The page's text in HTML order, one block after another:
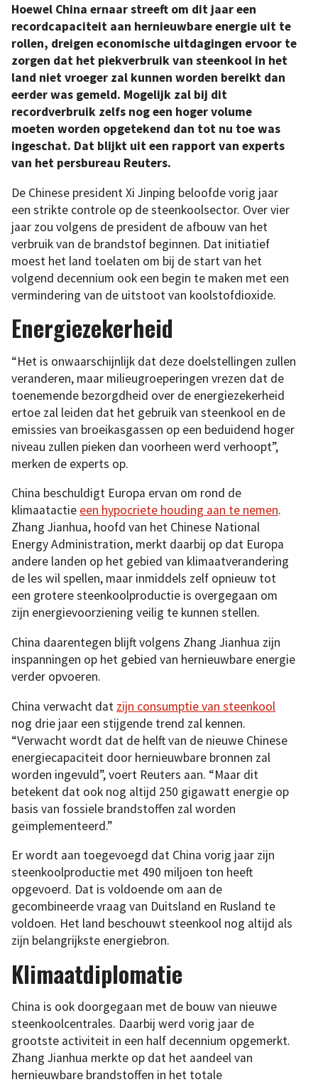
Hoewel China ernaar streeft om dit jaar een
recordcapaciteit aan hernieuwbare energie uit te
rollen, dreigen economische uitdagingen ervoor te
zorgen dat het piekverbruik van steenkool in het
land niet vroeger zal kunnen worden bereikt dan
eerder was gemeld. Mogelijk zal bij dit
recordverbruik zelfs nog een hoger volume
moeten worden opgetekend dan tot nu toe was
ingeschat. Dat blijkt uit een rapport van experts
van het persbureau Reuters.
De Chinese president Xi Jinping beloofde vorig jaar
een strikte controle op de steenkoolsector. Over vier
jaar zou volgens de president de afbouw van het
verbruik van de brandstof beginnen. Dat initiatief
moest het land toelaten om bij de start van het
volgend decennium ook een begin te maken met een
vermindering van de uitstoot van koolstofdioxide.
Energiezekerheid
“Het is onwaarschijnlijk dat deze doelstellingen zullen
veranderen, maar milieugroeperingen vrezen dat de
toenemende bezorgdheid over de energiezekerheid
ertoe zal leiden dat het gebruik van steenkool en de
emissies van broeikasgassen op een beduidend hoger
niveau zullen pieken dan voorheen werd verhoopt”,
merken de experts op.
China beschuldigt Europa ervan om rond de
klimaatactie een hypocriete houding aan te nemen.
Zhang Jianhua, hoofd van het Chinese National
Energy Administration, merkt daarbij op dat Europa
andere landen op het gebied van klimaatverandering
de les wil spellen, maar inmiddels zelf opnieuw tot
een grotere steenkoolproductie is overgegaan om
zijn energievoorziening veilig te kunnen stellen.
China daarentegen blijft volgens Zhang Jianhua zijn
inspanningen op het gebied van hernieuwbare energie
verder opvoeren.
China verwacht dat zijn consumptie van steenkool
nog drie jaar een stijgende trend zal kennen.
“Verwacht wordt dat de helft van de nieuwe Chinese
energiecapaciteit door hernieuwbare bronnen zal
worden ingevuld”, voert Reuters aan. “Maar dit
betekent dat ook nog altijd 250 gigawatt energie op
basis van fossiele brandstoffen zal worden
geïmplementeerd.”
Er wordt aan toegevoegd dat China vorig jaar zijn
steenkoolproductie met 490 miljoen ton heeft
opgevoerd. Dat is voldoende om aan de
gecombineerde vraag van Duitsland en Rusland te
voldoen. Het land beschouwt steenkool nog altijd als
zijn belangrijkste energiebron.
Klimaatdiplomatie
China is ook doorgegaan met de bouw van nieuwe
steenkoolcentrales. Daarbij werd vorig jaar de
grootste activiteit in een half decennium opgemerkt.
Zhang Jianhua merkte op dat het aandeel van
hernieuwbare brandstoffen in het totale